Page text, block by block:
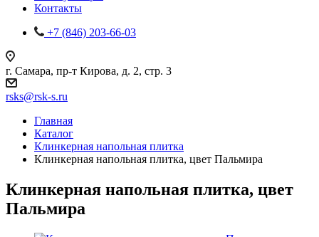
Контакты
+7 (846) 203-66-03
г. Самара, пр-т Кирова, д. 2, стр. 3
rsks@rsk-s.ru
Главная
Каталог
Клинкерная напольная плитка
Клинкерная напольная плитка, цвет Пальмира
Клинкерная напольная плитка, цвет
Пальмира